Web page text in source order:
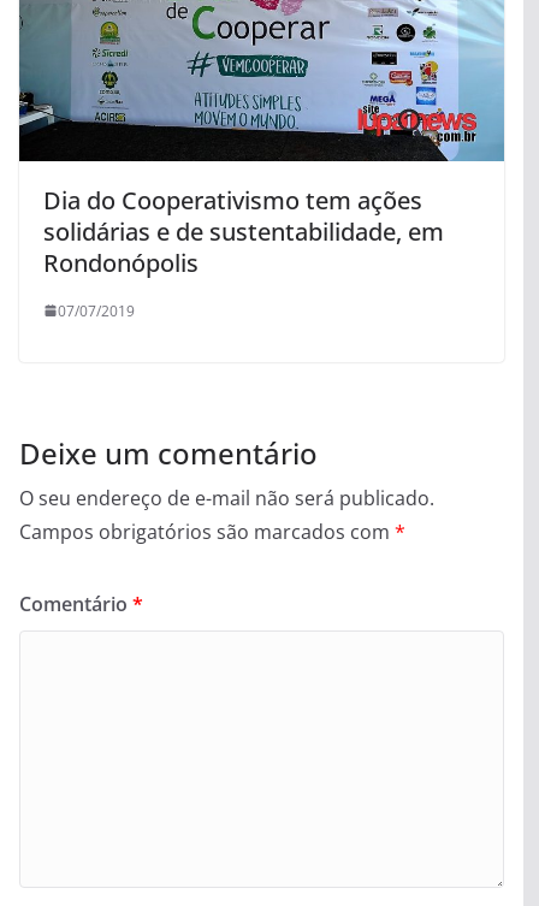
Dia do Cooperativismo tem ações
solidárias e de sustentabilidade, em
Rondonópolis
07/07/2019
Deixe um comentário
O seu endereço de e-mail não será publicado.
Campos obrigatórios são marcados com *
Comentário *